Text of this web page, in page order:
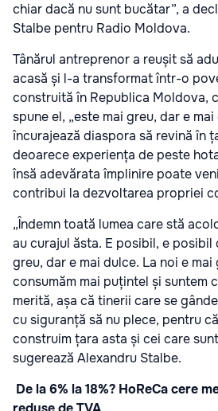
chiar dacă nu sunt bucătar”, a
Stalbe pentru Radio Moldova.
Tânărul antreprenor a reușit să
acasă și l-a transformat într-o
construită în Republica Moldova,
spune el, „este mai greu, dar e
încurajează diaspora să revină în
deoarece experiența de peste
însă adevărata împlinire poate
contribui la dezvoltarea propriei
„Îndemn toată lumea care stă
au curajul ăsta. E posibil, e posibil
greu, dar e mai dulce. La noi e
consumăm mai puțintel și suntem
merită, așa că tinerii care se
cu siguranță să nu plece, pentru
construim țara asta și cei care
sugerează Alexandru Stalbe.
De la 6% la 18%? HoReCa cere